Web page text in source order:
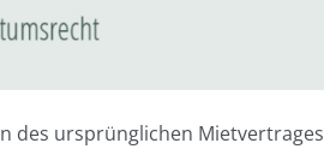
des ursprünglichen Mietvertrages